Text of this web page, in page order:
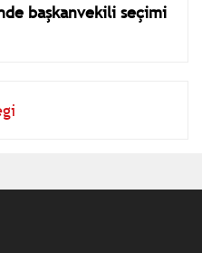
başkanvekili seçimi